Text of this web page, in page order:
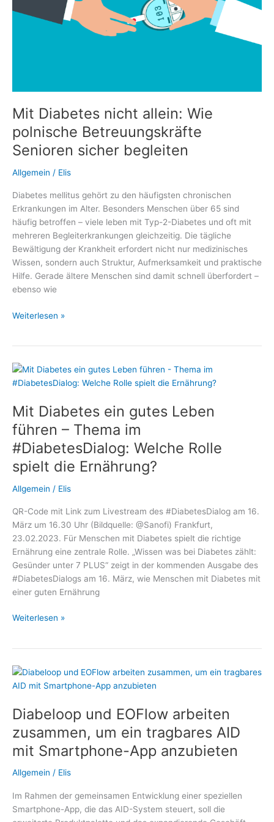
Mit Diabetes nicht allein: Wie
polnische Betreuungskräfte
Senioren sicher begleiten
Allgemein / Elis
Diabetes mellitus gehört zu den häufigsten chronischen
Erkrankungen im Alter. Besonders Menschen über 65 sind
häufig betroffen – viele leben mit Typ-2-Diabetes und oft mit
mehreren Begleiterkrankungen gleichzeitig. Die tägliche
Bewältigung der Krankheit erfordert nicht nur medizinisches
Wissen, sondern auch Struktur, Aufmerksamkeit und praktische
Hilfe. Gerade ältere Menschen sind damit schnell überfordert –
ebenso wie
Mit
Wie
polnische
Senioren
sicher
begleiten
Weiterlesen »
Mit Diabetes ein gutes Leben
führen – Thema im
#DiabetesDialog: Welche Rolle
spielt die Ernährung?
Allgemein / Elis
QR-Code mit Link zum Livestream des #DiabetesDialog am 16.
März um 16.30 Uhr (Bildquelle: @Sanofi) Frankfurt,
23.02.2023. Für Menschen mit Diabetes spielt die richtige
Ernährung eine zentrale Rolle. „Wissen was bei Diabetes zählt:
Gesünder unter 7 PLUS“ zeigt in der kommenden Ausgabe des
#DiabetesDialogs am 16. März, wie Menschen mit Diabetes mit
einer guten Ernährung
Mit
Leben
führen
Thema
#DiabetesDialog:
Welche
spielt
die
Ernährung?
Weiterlesen »
Diabeloop und EOFlow arbeiten
zusammen, um ein tragbares AID
mit Smartphone-App anzubieten
Allgemein / Elis
Im Rahmen der gemeinsamen Entwicklung einer speziellen
Smartphone-App, die das AID-System steuert, soll die